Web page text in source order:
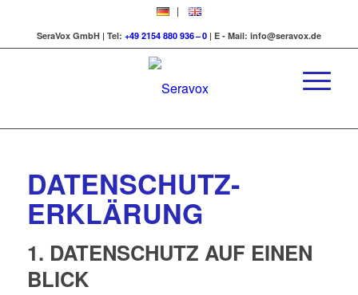
SeraVox GmbH | Tel: +49 2154 880 936 – 0 | E - Mail: info@seravox.de
DATENSCHUTZ­
ERKLÄRUNG
1. DATENSCHUTZ AUF EINEN
BLICK